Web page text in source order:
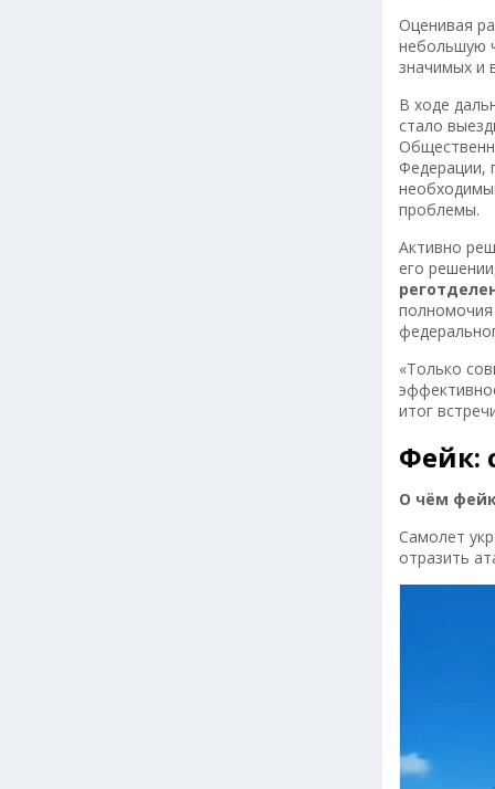
Оценивая
небольшую
значимых и
В ходе
стало
Федерации,
проблемы.
Активно
его
«Только
итог
Фейк:
О чём
Самолет
отразить